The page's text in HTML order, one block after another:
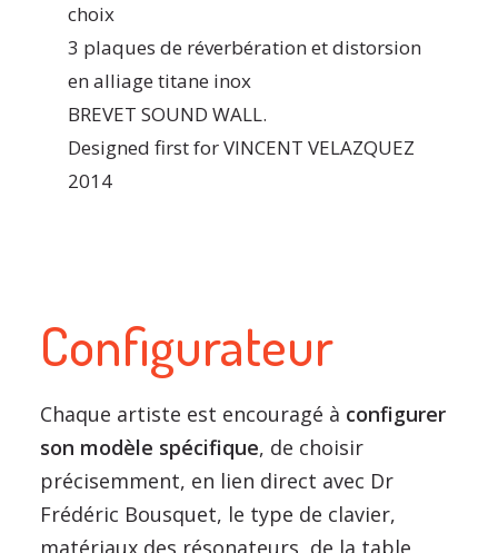
choix
3 plaques de réverbération et distorsion
en alliage titane inox
BREVET SOUND WALL.
Designed first for VINCENT VELAZQUEZ
2014
Configurateur
Chaque artiste est encouragé à configurer
son modèle spécifique, de choisir
précisemment, en lien direct avec Dr
Frédéric Bousquet, le type de clavier,